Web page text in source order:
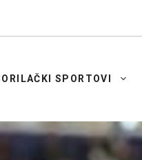
SPORTOVI